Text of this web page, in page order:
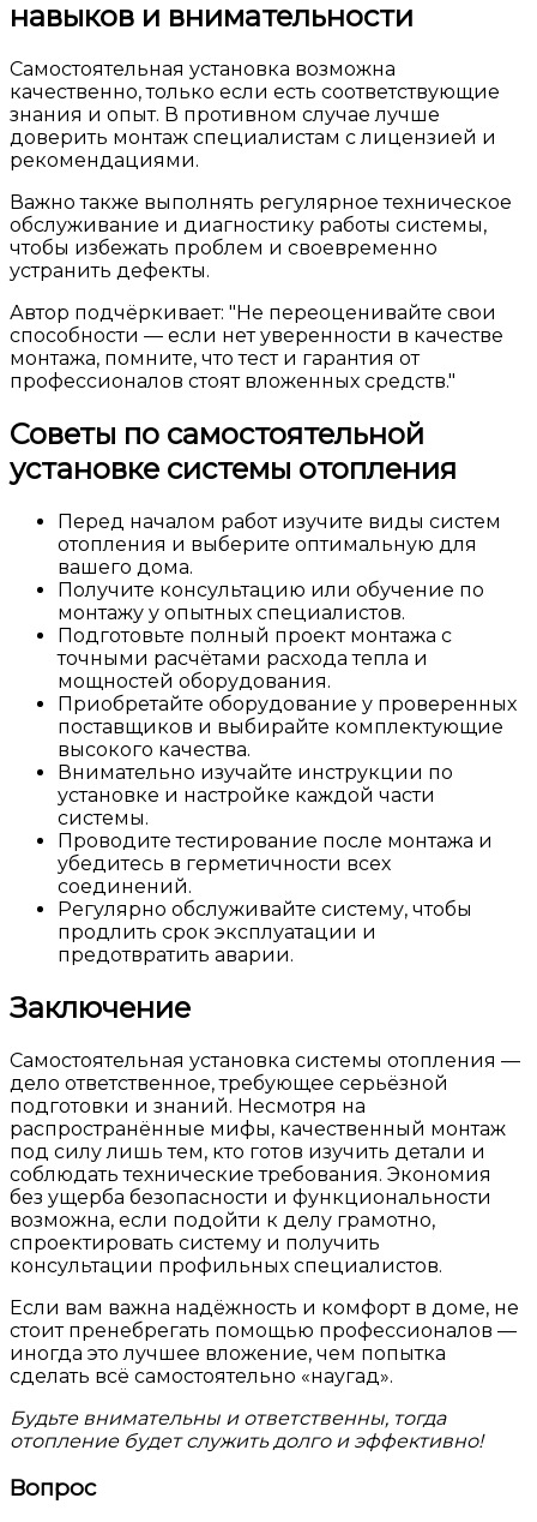
навыков и внимательности
Самостоятельная установка возможна
качественно, только если есть соответствующие
знания и опыт. В противном случае лучше
доверить монтаж специалистам с лицензией и
рекомендациями.
Важно также выполнять регулярное техническое
обслуживание и диагностику работы системы,
чтобы избежать проблем и своевременно
устранить дефекты.
Автор подчёркивает:
Не переоценивайте свои
способности — если нет уверенности в качестве
монтажа, помните, что тест и гарантия от
профессионалов стоят вложенных средств.
Советы по самостоятельной
установке системы отопления
Перед началом работ изучите виды систем
отопления и выберите оптимальную для
вашего дома.
Получите консультацию или обучение по
монтажу у опытных специалистов.
Подготовьте полный проект монтажа с
точными расчётами расхода тепла и
мощностей оборудования.
Приобретайте оборудование у проверенных
поставщиков и выбирайте комплектующие
высокого качества.
Внимательно изучайте инструкции по
установке и настройке каждой части
системы.
Проводите тестирование после монтажа и
убедитесь в герметичности всех
соединений.
Регулярно обслуживайте систему, чтобы
продлить срок эксплуатации и
предотвратить аварии.
Заключение
Самостоятельная установка системы отопления —
дело ответственное, требующее серьёзной
подготовки и знаний. Несмотря на
распространённые мифы, качественный монтаж
под силу лишь тем, кто готов изучить детали и
соблюдать технические требования. Экономия
без ущерба безопасности и функциональности
возможна, если подойти к делу грамотно,
спроектировать систему и получить
консультации профильных специалистов.
Если вам важна надёжность и комфорт в доме, не
стоит пренебрегать помощью профессионалов —
иногда это лучшее вложение, чем попытка
сделать всё самостоятельно «наугад».
Будьте внимательны и ответственны, тогда
отопление будет служить долго и эффективно!
Вопрос